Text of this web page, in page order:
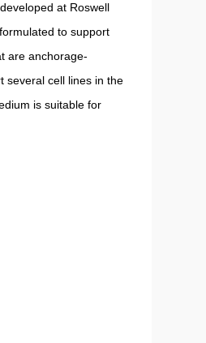
at Roswell
to support
are anchorage-
several cell lines in the
is suitable for